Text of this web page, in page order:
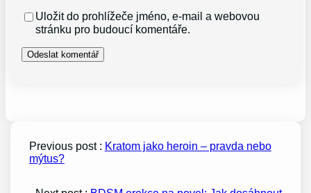
Uložit do prohlížeče jméno, e-mail a webovou
stránku pro budoucí komentáře.
Previous post : Kratom jako heroin – pravda nebo
mýtus?